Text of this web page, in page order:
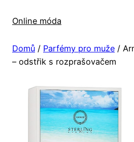
Online móda
Domů / Parfémy pro muže /
– odstřik s rozprašovačem